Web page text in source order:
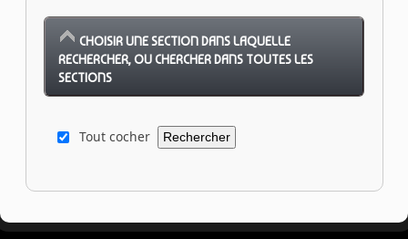
CHOISIR UNE SECTION DANS LAQUELLE
RECHERCHER, OU CHERCHER DANS TOUTES LES
SECTIONS
Tout cocher